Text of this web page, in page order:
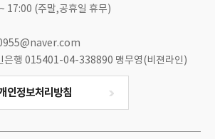
17:00 (주말,공휴일 휴무)
은행 015401-04-338890 맹무영(비젼라인)
인정보처리방침